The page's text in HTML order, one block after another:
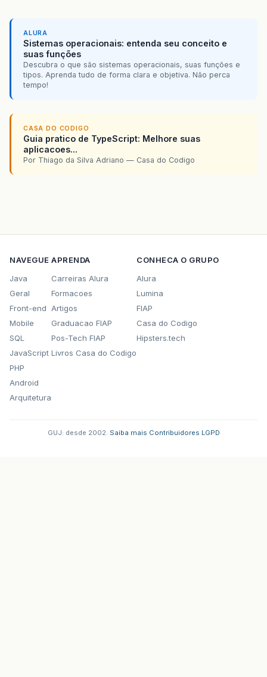
ALURA
Sistemas operacionais: entenda seu conceito e
suas funções
Descubra o que são sistemas operacionais, suas funções e
tipos. Aprenda tudo de forma clara e objetiva. Não perca
tempo!
CASA DO CODIGO
Guia pratico de TypeScript: Melhore suas
aplicacoes...
Por Thiago da Silva Adriano — Casa do Codigo
NAVEGUE
Java
Geral
Front-end
Mobile
SQL
JavaScript
PHP
Android
Arquitetura
APRENDA
Carreiras Alura
Formacoes
Artigos
Graduacao FIAP
Pos-Tech FIAP
Livros Casa do Codigo
CONHECA O GRUPO
Alura
Lumina
FIAP
Casa do Codigo
Hipsters.tech
GUJ: desde 2002. Saiba mais Contribuidores LGPD